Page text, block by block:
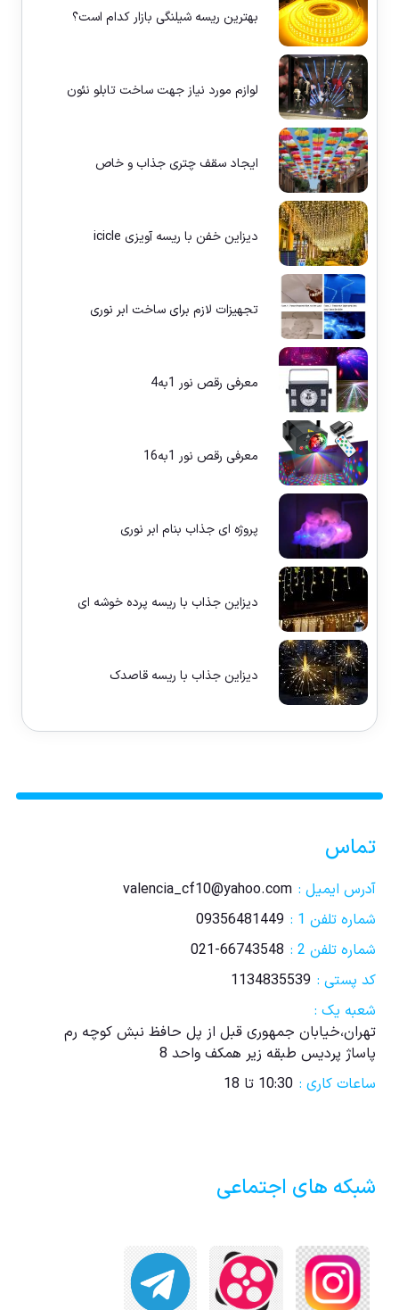
بهترین ریسه شیلنگی بازار کدام است؟
لوازم مورد نیاز جهت ساخت تابلو نئون
ایجاد سقف چتری جذاب و خاص
دیزاین خفن با ریسه آویزی icicle
تجهیزات لازم برای ساخت ابر نوری
معرفی رقص نور 1به4
معرفی رقص نور 1به16
پروژه ای جذاب بنام ابر نوری
دیزاین جذاب با ریسه پرده خوشه ای
دیزاین جذاب با ریسه قاصدک
تماس
آدرس ایمیل : valencia_cf10@yahoo.com
شماره تلفن 1 :
09356481449
شماره تلفن 2 :
021-66743548
کد پستی : 1134835539
شعبه یک :
تهران،خیابان جمهوری قبل از پل حافظ نبش کوچه رم
پاساژ پردیس طبقه زیر همکف واحد 8
ساعات کاری : 10:30 تا 18
شبکه های اجتماعی